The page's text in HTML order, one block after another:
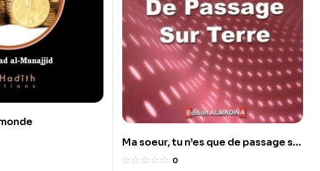
Ma soeur, tu n’es que de passage sur
terre
0